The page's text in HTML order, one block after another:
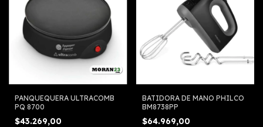
PANQUEQUERA ULTRACOMB
PQ 8700
$43.269,00
BATIDORA DE MANO PHILCO
BM8738PP
$64.969,00